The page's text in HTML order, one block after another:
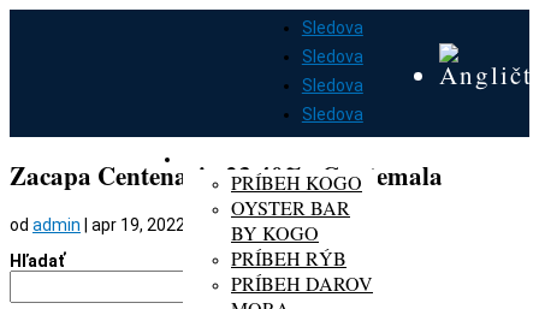
Sledova
Sledova
Sledova
Sledova
DOMOV
PRÍBEH KOGO
OYSTER BAR
BY KOGO
PRÍBEH RÝB
PRÍBEH DAROV
Zacapa Centenario 23 40%, Guatemala
od admin
apr 19, 2022
Hľadať
Hľadať